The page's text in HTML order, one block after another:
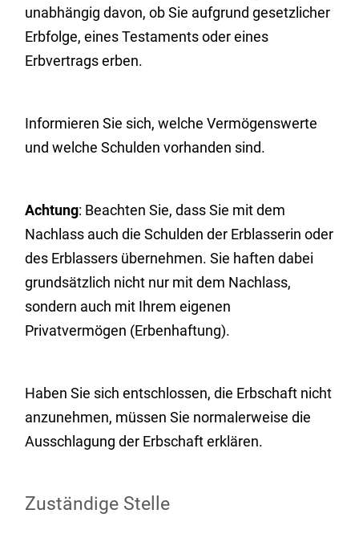
unabhängig davon, ob Sie aufgrund gesetzlicher
Erbfolge, eines Testaments oder eines
Erbvertrags erben.
Informieren Sie sich, welche Vermögenswerte
und welche Schulden vorhanden sind.
Achtung: Beachten Sie, dass Sie mit dem
Nachlass auch die Schulden der Erblasserin oder
des Erblassers übernehmen. Sie haften dabei
grundsätzlich nicht nur mit dem Nachlass,
sondern auch mit Ihrem eigenen
Privatvermögen (Erbenhaftung).
Haben Sie sich entschlossen, die Erbschaft nicht
anzunehmen, müssen Sie normalerweise die
Ausschlagung der Erbschaft erklären.
Zuständige Stelle